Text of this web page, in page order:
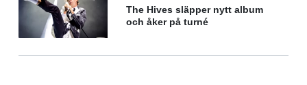
The Hives släpper nytt album
och åker på turné